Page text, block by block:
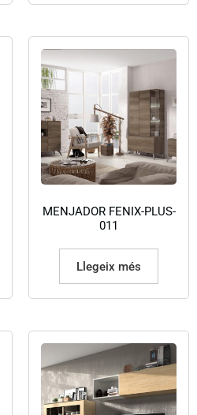
MENJADOR FENIX-PLUS-
011
Llegeix més